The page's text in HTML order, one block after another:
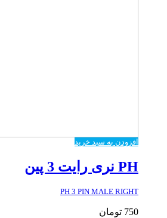
افزودن به سبد خرید
PH نری رایت 3 پین
PH 3 PIN MALE RIGHT
750 تومان